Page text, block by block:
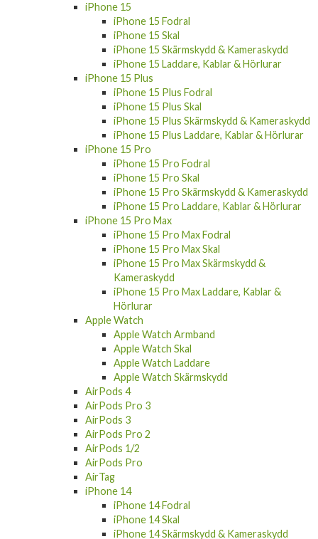
iPhone 15
iPhone 15 Fodral
iPhone 15 Skal
iPhone 15 Skärmskydd & Kameraskydd
iPhone 15 Laddare, Kablar & Hörlurar
iPhone 15 Plus
iPhone 15 Plus Fodral
iPhone 15 Plus Skal
iPhone 15 Plus Skärmskydd & Kameraskydd
iPhone 15 Plus Laddare, Kablar & Hörlurar
iPhone 15 Pro
iPhone 15 Pro Fodral
iPhone 15 Pro Skal
iPhone 15 Pro Skärmskydd & Kameraskydd
iPhone 15 Pro Laddare, Kablar & Hörlurar
iPhone 15 Pro Max
iPhone 15 Pro Max Fodral
iPhone 15 Pro Max Skal
iPhone 15 Pro Max Skärmskydd &
Kameraskydd
iPhone 15 Pro Max Laddare, Kablar &
Hörlurar
Apple Watch
Apple Watch Armband
Apple Watch Skal
Apple Watch Laddare
Apple Watch Skärmskydd
AirPods 4
AirPods Pro 3
AirPods 3
AirPods Pro 2
AirPods 1/2
AirPods Pro
AirTag
iPhone 14
iPhone 14 Fodral
iPhone 14 Skal
iPhone 14 Skärmskydd & Kameraskydd